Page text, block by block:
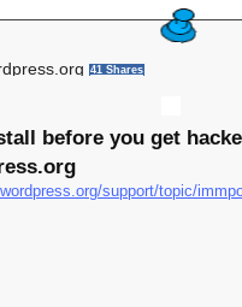
41 Shares
before you get